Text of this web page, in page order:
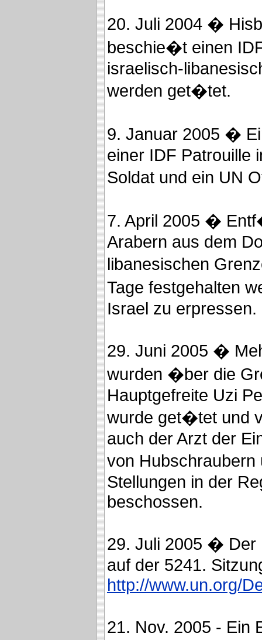
20. Juli 2004 �
beschie�t einen
israelisch-
werden get�tet.
9. Januar 2005 �
einer IDF Patrouille
Soldat und ein UN
7. April 2005 �
Arabern aus dem
libanesischen
Tage festgehalten
Israel zu erpressen.
29. Juni 2005 �
wurden �ber die
Hauptgefreite Uzi
wurde get�tet und
auch der Arzt der
von
Stellungen in der
beschossen.
29. Juli 2005 � Der
auf der 5241.
http://www.un.org/
21. Nov. 2005 -